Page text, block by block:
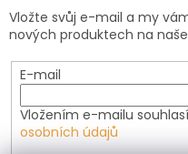
Vložte svůj e-mail a my
nových produktech na
E-mail
Vložením e-mailu
osobních údajů